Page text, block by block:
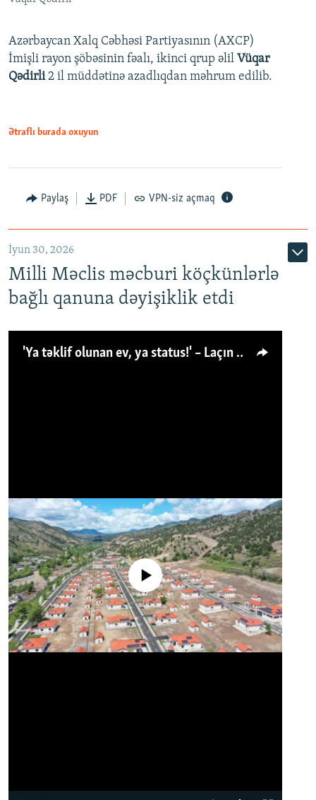
Azərbaycan Xalq Cəbhəsi Partiyasının (AXCP)
İmişli rayon şöbəsinin fəalı, ikinci qrup əlil Vüqar
Qədirli2 il müddətinə azadlıqdan məhrum edilib.
Ətraflı burada oxuyun
Paylaş PDF VPN-siz açmaq
İyun 30, 2026
Milli Məclis məcburi köçkünlərlə
bağlı qanuna dəyişiklik etdi
'Ya təklif olunan ev, ya status!' – Laçın köçkünü: 'Laçından başqa heç hara!'
No media source currently available